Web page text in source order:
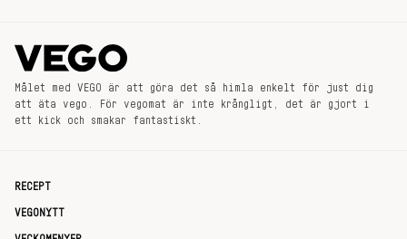
Målet med VEGO är att göra det så himla enkelt för just dig
att äta vego. För vegomat är inte krångligt, det är gjort i
ett kick och smakar fantastiskt.
RECEPT
VEGONYTT